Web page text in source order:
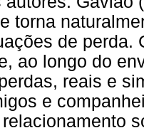
torna
de perda.
ao longo do
reais e
e